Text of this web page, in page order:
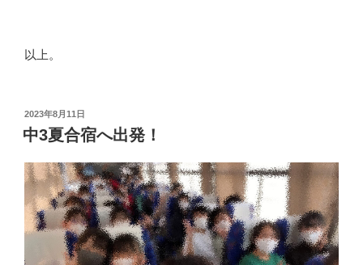
以上。
投
稿
日:
2023年8月11日
中3夏合宿へ出発！